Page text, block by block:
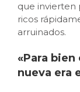
que invierten
ricos
arruinados.
«Para bien
nueva era